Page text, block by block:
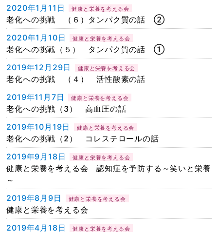
2020年1月11日 健康と栄養を考える会
老化への挑戦 （６）タンパク質の話 ②
2020年1月10日
健康と栄養を考える会
老化への挑戦（５） タンパク質の話 ①
2019年12月29日
健康と栄養を考える会
老化への挑戦 （４） 活性酸素の話
2019年11月7日
健康と栄養を考える会
老化への挑戦（3） 高血圧の話
2019年10月19日
健康と栄養を考える会
老化への挑戦（2） コレステロールの話
2019年9月18日
健康と栄養を考える会
健康と栄養を考える会 認知症を予防する～笑いと栄養
～
2019年8月9日
健康と栄養を考える会
健康と栄養を考える会
2019年4月18日
健康と栄養を考える会